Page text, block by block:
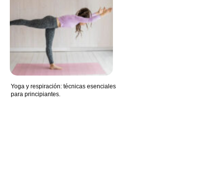
Yoga y respiración: técnicas esenciales
para principiantes.